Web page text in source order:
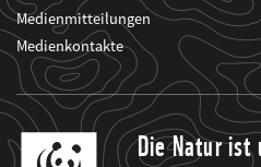
Medienmitteilungen
Medienkontakte
Die Natur ist